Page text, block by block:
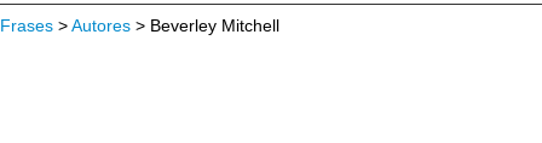
Frases >Autores > Beverley Mitchell